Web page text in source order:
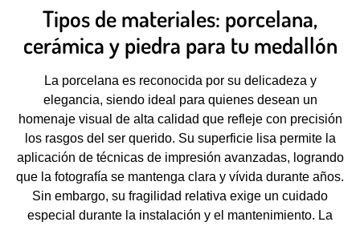
Tipos de materiales: porcelana,
cerámica y piedra para tu medallón
La porcelana es reconocida por su delicadeza y
elegancia, siendo ideal para quienes desean un
homenaje visual de alta calidad que refleje con precisión
los rasgos del ser querido. Su superficie lisa permite la
aplicación de técnicas de impresión avanzadas, logrando
que la fotografía se mantenga clara y vívida durante años.
Sin embargo, su fragilidad relativa exige un cuidado
especial durante la instalación y el mantenimiento. La